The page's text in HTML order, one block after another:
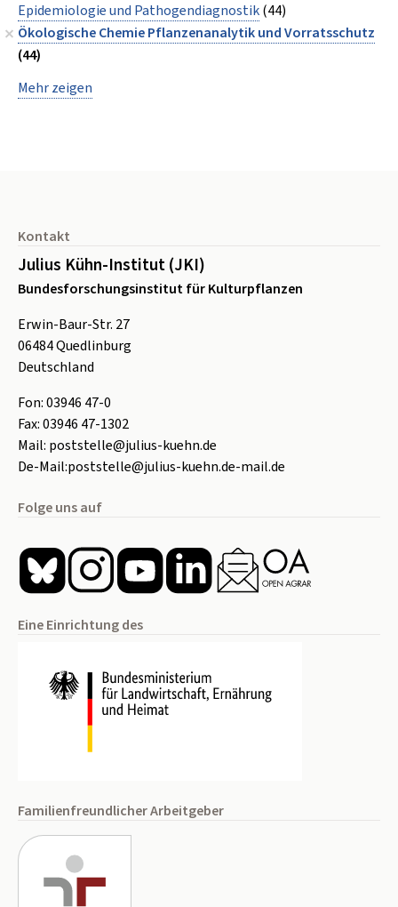
Epidemiologie und Pathogendiagnostik(44)
Ökologische Chemie Pflanzenanalytik und Vorratsschutz
(44)
Mehr zeigen
Kontakt
Julius Kühn-Institut (JKI)
Bundesforschungsinstitut für Kulturpflanzen
Erwin-Baur-Str. 27
06484Quedlinburg
Deutschland
Fon:03946 47-0
Fax:03946 47-1302
Mail: poststelle@julius-kuehn.de
De-Mail:poststelle@julius-kuehn.de-mail.de
Folge uns auf
Eine Einrichtung des
Familienfreundlicher Arbeitgeber